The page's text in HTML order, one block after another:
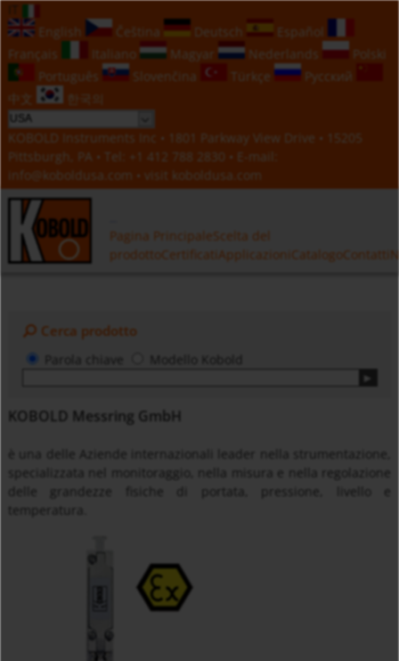
English
Čeština Deutsch
Español
Français
Italiano Magyar Nederlands
Polski
Português
Slovenčina Türkçe
Русский
中文
한국의
KOBOLD Instruments Inc • 1801 Parkway View Drive • 15205
Pittsburgh, PA • Tel:
+1 412 788 2830 • E-mail:
info@koboldusa.com • visit koboldusa.com
Pagina PrincipaleScelta del
prodottoCertificati Applicazioni CatalogoContatti
Cerca prodotto
Modello Kobold
KOBOLD Messring GmbH
è una delle Aziende internazionali leader nella strumentazione,
specializzata nel monitoraggio, nella misura e nella regolazione
delle grandezze fisiche di portata, pressione, livello e